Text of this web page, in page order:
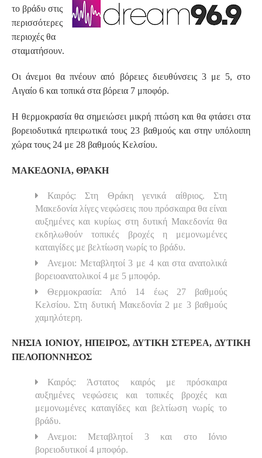
το βράδυ στις
περισσότερες
περιοχές θα
σταματήσουν.
Οι άνεμοι θα πνέουν από βόρειες διευθύνσεις 3 με 5, στο
Αιγαίο 6 και τοπικά στα βόρεια 7 μποφόρ.
Η θερμοκρασία θα σημειώσει μικρή πτώση και θα φτάσει στα
βορειοδυτικά ηπειρωτικά τους 23 βαθμούς και στην υπόλοιπη
χώρα τους 24 με 28 βαθμούς Κελσίου.
ΜΑΚΕΔΟΝΙΑ, ΘΡΑΚΗ
Καιρός: Στη Θράκη γενικά αίθριος. Στη
Μακεδονία λίγες νεφώσεις που πρόσκαιρα θα είναι
αυξημένες και κυρίως στη δυτική Μακεδονία θα
εκδηλωθούν τοπικές βροχές η μεμονωμένες
καταιγίδες με βελτίωση νωρίς το βράδυ.
Ανεμοι: Μεταβλητοί 3 με 4 και στα ανατολικά
βορειοανατολικοί 4 με 5 μποφόρ.
Θερμοκρασία: Από 14 έως 27 βαθμούς
Κελσίου. Στη δυτική Μακεδονία 2 με 3 βαθμούς
χαμηλότερη.
ΝΗΣΙΑ ΙΟΝΙΟΥ, ΗΠΕΙΡΟΣ, ΔΥΤΙΚΗ ΣΤΕΡΕΑ, ΔΥΤΙΚΗ
ΠΕΛΟΠΟΝΝΗΣΟΣ
Καιρός: Άστατος καιρός με πρόσκαιρα
αυξημένες νεφώσεις και τοπικές βροχές και
μεμονωμένες καταιγίδες και βελτίωση νωρίς το
βράδυ.
Ανεμοι: Μεταβλητοί 3 και στο Ιόνιο
βορειοδυτικοί 4 μποφόρ.